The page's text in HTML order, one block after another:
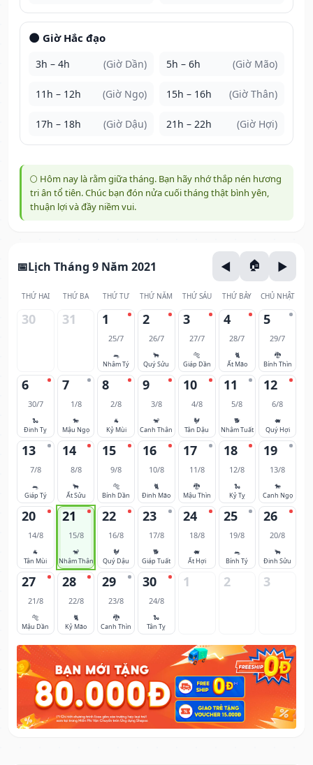
🌑 Giờ Hắc đạo
3h – 4h (Giờ Dần) 5h – 6h (Giờ Mão)
11h – 12h (Giờ Ngọ) 15h – 16h (Giờ Thân)
17h – 18h (Giờ Dậu) 21h – 22h (Giờ Hợi)
🌕 Hôm nay là rằm giữa tháng. Bạn hãy nhớ thắp nén hương
tri ân tổ tiên. Chúc bạn đón nửa cuối tháng thật bình yên,
thuận lợi và đầy niềm vui.
Lịch Tháng 9 Năm 2021
THỨ HAI THỨ BA THỨ TƯ THỨ NĂM THỨ SÁU THỨ BẢY CHỦ NHẬT
30 31 1
25/7
🐀
Nhâm Tý
2
26/7
🐂
Quý Sửu
3
27/7
🐅
Giáp Dần
4
28/7
🐈
Ất Mão
5
29/7
🐉
Bính Thìn
6
30/7
🐍
Đinh Tỵ
7
1/8
🐎
Mậu Ngọ
8
2/8
🐐
Kỷ Mùi
9
3/8
🐒
Canh Thân
10
4/8
🐓
Tân Dậu
11
5/8
🐕
Nhâm Tuất
12
6/8
🐖
Quý Hợi
13
7/8
🐀
Giáp Tý
14
8/8
🐂
Ất Sửu
15
9/8
🐅
Bính Dần
16
10/8
🐈
Đinh Mão
17
11/8
🐉
Mậu Thìn
18
12/8
🐍
Kỷ Tỵ
19
13/8
🐎
Canh Ngọ
20
14/8
🐐
Tân Mùi
21
15/8
🐒
Nhâm Thân
22
16/8
🐓
Quý Dậu
23
17/8
🐕
Giáp Tuất
24
18/8
🐖
Ất Hợi
25
19/8
🐀
Bính Tý
26
20/8
🐂
Đinh Sửu
27
21/8
🐅
Mậu Dần
28
22/8
🐈
Kỷ Mão
29
23/8
🐉
Canh Thìn
30
24/8
🐍
Tân Tỵ
1 2 3